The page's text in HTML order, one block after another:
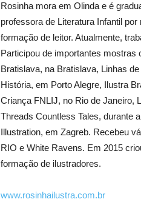
Rosinha mora em Olinda e é
professora de Literatura Infantil
formação de leitor. Atualmente,
Participou de importantes mostras
Bratislava, na Bratislava, Linhas
História, em Porto Alegre, Ilustra
Criança FNLIJ, no Rio de Janeiro,
Threads Countless Tales, durante
Illustration, em Zagreb. Recebeu
RIO e White Ravens. Em 2015
formação de ilustradores.
www.rosinhailustra.com.br